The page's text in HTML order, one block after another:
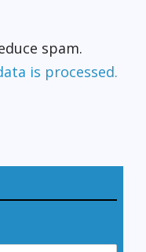
spam.
is processed.